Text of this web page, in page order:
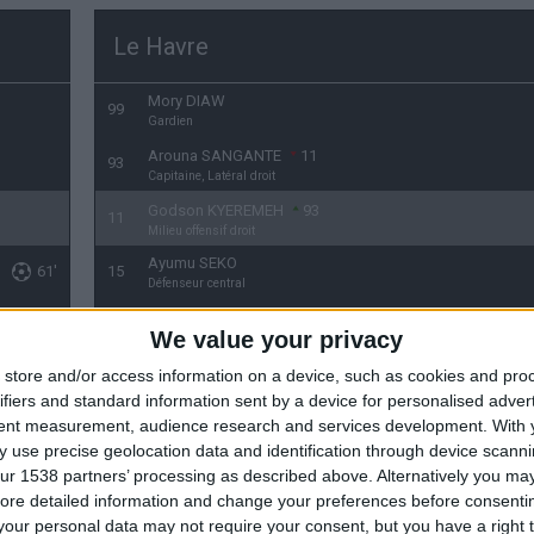
We value your privacy
store and/or access information on a device, such as cookies and
and standard information sent by a device for personalised
measurement, audience research and services development. With
use precise geolocation data and identification through device
1538 partners’ processing as described above. Alternatively you
detailed information and change your preferences before
personal data may not require your consent, but you have a right
61'
74'
61'
Le Havre
99 Mory DIAW
Gardien
93 Arouna SANGANTE 11
Capitaine, Latéral droit
11 Godson KYEREMEH 93
Milieu offensif droit
15 Ayumu SEKO
Défenseur central
Gautier LLORIS
Défenseur central
18 Yanis ZOUAOUI
21 Younes NAMLI 13
Milieu offensif droit
13 Fodé DOUCOURÉ 21
Milieu offensif droit